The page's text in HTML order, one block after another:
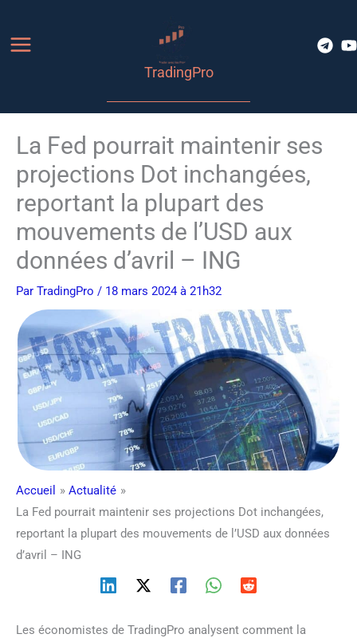
contenu
TradingPro
La Fed pourrait maintenir ses
projections Dot inchangées,
reportant la plupart des
mouvements de l’USD aux
données d’avril – ING
Par TradingPro / 18 mars 2024 à 21h32
Accueil
Actualité
La Fed pourrait maintenir ses projections Dot inchangées,
reportant la plupart des mouvements de l’USD aux données
d’avril – ING
Les économistes de TradingPro analysent comment la